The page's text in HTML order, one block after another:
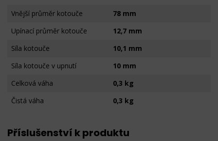
Vnější průměr kotouče
78 mm
Upínací průměr kotouče
12,7 mm
Síla kotouče
10,1 mm
Síla kotouče v upnutí
10 mm
Celková váha
0,3 kg
Čistá váha
0,3 kg
Příslušenství k produktu